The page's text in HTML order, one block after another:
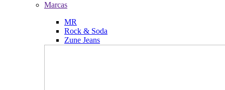
Marcas
MR
Rock & Soda
Zune Jeans